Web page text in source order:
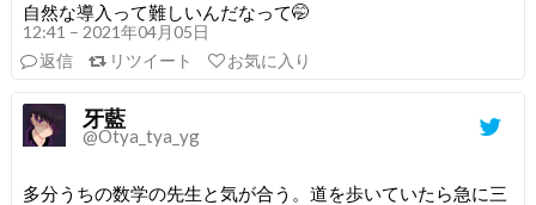
自然な導入って難しいんだなって🤭
12:41 – 2021年04月05日
返信
リツイート お気に入り
牙藍
@Otya_tya_yg
多分うちの数学の先生と気が合う。道を歩いていたら急に三